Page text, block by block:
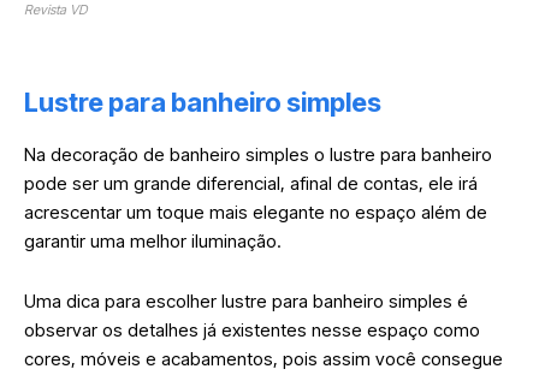
Revista VD
Lustre para banheiro simples
Na decoração de banheiro simples o lustre para banheiro
pode ser um grande diferencial, afinal de contas, ele irá
acrescentar um toque mais elegante no espaço além de
garantir uma melhor iluminação.
Uma dica para escolher lustre para banheiro simples é
observar os detalhes já existentes nesse espaço como
cores, móveis e acabamentos, pois assim você consegue